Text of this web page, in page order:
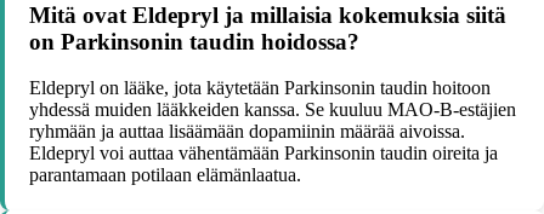
Mitä ovat Eldepryl ja millaisia kokemuksia siitä
on Parkinsonin taudin hoidossa?
Eldepryl on lääke, jota käytetään Parkinsonin taudin hoitoon
yhdessä muiden lääkkeiden kanssa. Se kuuluu MAO-B-estäjien
ryhmään ja auttaa lisäämään dopamiinin määrää aivoissa.
Eldepryl voi auttaa vähentämään Parkinsonin taudin oireita ja
parantamaan potilaan elämänlaatua.